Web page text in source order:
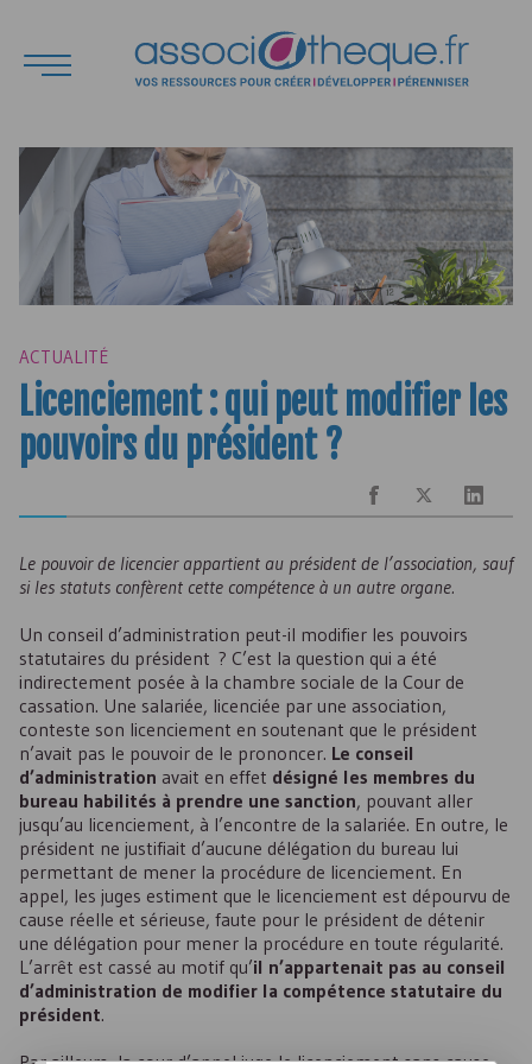
ACTUALITÉ
Licenciement : qui peut modifier les
pouvoirs du président ?
Le pouvoir de licencier appartient au président de l’association, sauf
si les statuts confèrent cette compétence à un autre organe.
Un conseil d’administration peut-il modifier les pouvoirs
statutaires du président ? C’est la question qui a été
indirectement posée à la chambre sociale de la Cour de
cassation. Une salariée, licenciée par une association,
conteste son licenciement en soutenant que le président
n’avait pas le pouvoir de le prononcer. Le conseil
d’administration avait en effet désigné les membres du
bureau habilités à prendre une sanction, pouvant aller
jusqu’au licenciement, à l’encontre de la salariée. En outre, le
président ne justifiait d’aucune délégation du bureau lui
permettant de mener la procédure de licenciement. En
appel, les juges estiment que le licenciement est dépourvu de
cause réelle et sérieuse, faute pour le président de détenir
une délégation pour mener la procédure en toute régularité.
L’arrêt est cassé au motif qu’il n’appartenait pas au conseil
d’administration de modifier la compétence statutaire du
président.